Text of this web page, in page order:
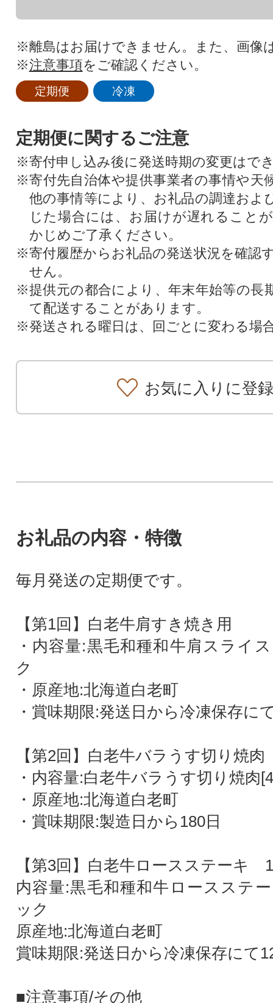
※離島はお届けできません。また、画像
※注意事項をご確認ください。
定期便 冷凍
定期便に関するご注意
※寄付申し込み後に発送時期の変更はで
※寄付先自治体や提供事業者の事情や天
他の事情等により、お礼品の調達およ
じた場合には、お届けが遅れること
かじめご了承ください。
※寄付履歴からお礼品の発送状況を確認
せん。
※提供元の都合により、年末年始等の長
て配送することがあります。
※発送される曜日は、回ごとに変わる場
お気に入りに登録
お礼品の内容・特徴
毎月発送の定期便です。
【第1回】白老牛肩すき焼き用
・内容量:黒毛和種和牛肩スライ
ク
・原産地:北海道白老町
・賞味期限:発送日から冷凍保存に
【第2回】白老牛バラうす切り焼肉
・内容量:白老牛バラうす切り焼肉
・原産地:北海道白老町
・賞味期限:製造日から180日
【第3回】白老牛ロースステーキ
内容量:黒毛和種和牛ロースステ
ック
原産地:北海道白老町
賞味期限:発送日から冷凍保存にて
■注意事項/その他